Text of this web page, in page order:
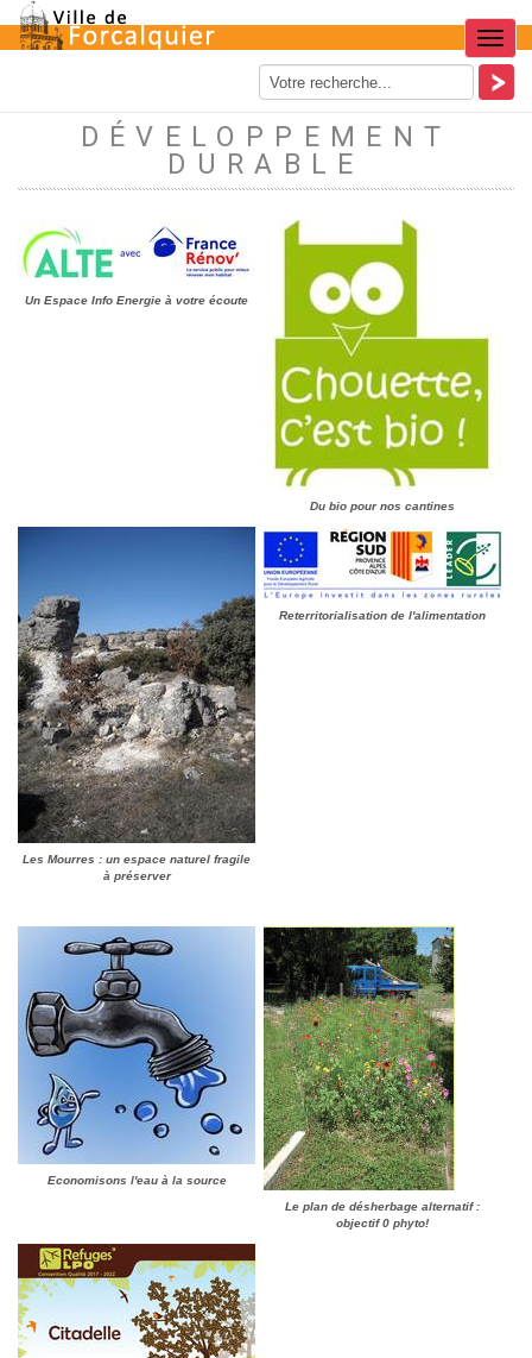
DÉVELOPPEMENT
DURABLE
Un Espace Info Energie à votre écoute
Du bio pour nos cantines
Les Mourres : un espace naturel fragile
à préserver
Reterritorialisation de l'alimentation
Economisons l'eau à la source
Le plan de désherbage alternatif :
objectif 0 phyto!
Menu